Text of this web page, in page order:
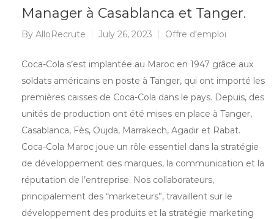
Manager à Casablanca et Tanger.
By AlloRecrute July 26, 2023 Offre d'emploi
Coca-Cola s’est implantée au Maroc en 1947 grâce aux
soldats américains en poste à Tanger, qui ont importé les
premières caisses de Coca-Cola dans le pays. Depuis, des
unités de production ont été mises en place à Tanger,
Casablanca, Fès, Oujda, Marrakech, Agadir et Rabat.
Coca-Cola Maroc joue un rôle essentiel dans la stratégie
de développement des marques, la communication et la
réputation de l’entreprise. Nos collaborateurs,
principalement des “marketeurs”, travaillent sur le
développement des produits et la stratégie marketing